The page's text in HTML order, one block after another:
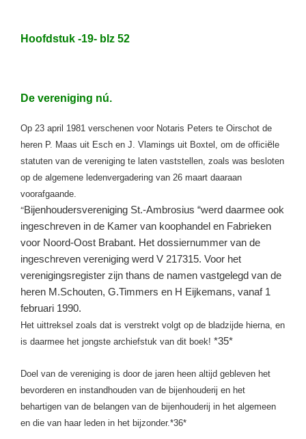
Hoofdstuk -19- blz 52
De vereniging nú.
Op 23 april 1981 verschenen voor Notaris Peters te Oirschot de
heren P. Maas uit Esch en J. Vlamings uit Boxtel, om de officië le
statuten van de vereniging te laten vaststellen, zoals was besloten
op de algemene ledenvergadering van 26 maart daaraan
voorafgaande.
“Bijenhoudersvereniging St.-Ambrosius “werd daarmee ook
ingeschreven in de Kamer van koophandel en Fabrieken
voor Noord-Oost Brabant. Het dossiernummer van de
ingeschreven vereniging werd V 217315. Voor het
verenigingsregister zijn thans de namen vastgelegd van de
heren M.Schouten, G.Timmers en H Eijkemans, vanaf 1
februari 1990.
Het uittreksel zoals dat is verstrekt volgt op de bladzijde hierna, en
is daarmee het jongste archiefstuk van dit boek! *35*
Doel van de vereniging is door de jaren heen altijd gebleven het
bevorderen en instandhouden van de bijenhouderij en het
behartigen van de belangen van de bijenhouderij in het algemeen
en die van haar leden in het bijzonder.*36*